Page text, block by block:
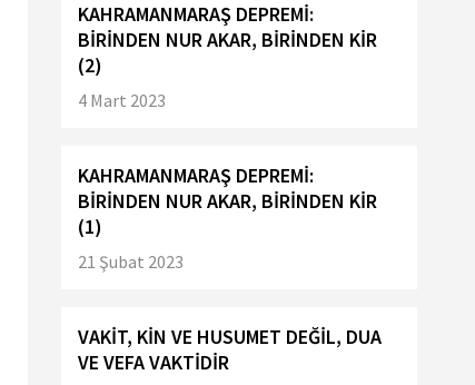
KAHRAMANMARAŞ DEPREMİ:
BİRİNDEN NUR AKAR, BİRİNDEN KİR
(2)
4 Mart 2023
KAHRAMANMARAŞ DEPREMİ:
BİRİNDEN NUR AKAR, BİRİNDEN KİR
(1)
21 Şubat 2023
VAKİT, KİN VE HUSUMET DEĞİL, DUA
VE VEFA VAKTİDİR